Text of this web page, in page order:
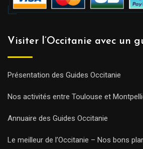
Visiter l’Occitanie avec un
Présentation des Guides Occitanie
Nos activités entre Toulouse et
Annuaire des Guides Occitanie
Le meilleur de l’Occitanie – Nos bons